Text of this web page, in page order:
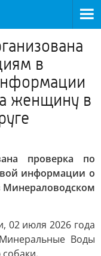
в
женщину в
проверка по
информации о
Минераловодском
02 июля 2026 года
Воды